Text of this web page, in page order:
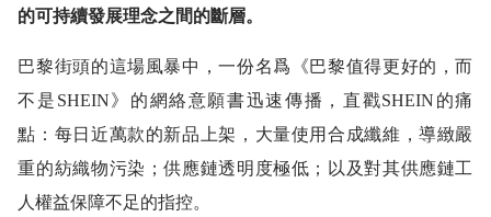
的可持續發展理念之間的斷層。
巴黎街頭的這場風暴中，一份名爲《巴黎值得更好的，而
不是SHEIN》的網絡意願書迅速傳播，直戳SHEIN的痛
點：每日近萬款的新品上架，大量使用合成纖維，導緻嚴
重的紡織物污染；供應鏈透明度極低；以及對其供應鏈工
人權益保障不足的指控。